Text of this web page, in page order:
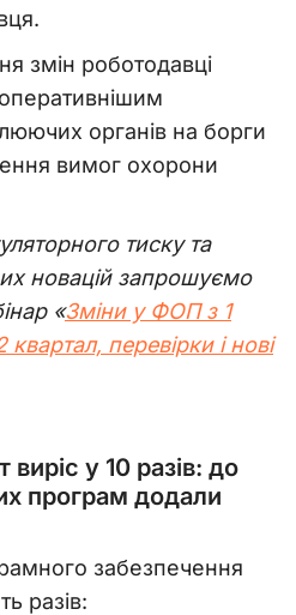
змін роботодавці
органів на борги
вимог охорони
тиску та
новацій запрошуємо
«Зміни у ФОП з 1
квартал, перевірки і нові
у 10 разів: до
програм додали
забезпечення
разів: